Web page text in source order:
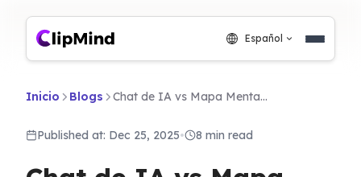
Español
Inicio Blogs Chat de IA vs Mapa Mental de IA: ¿Cuál te Ayuda a Pensar Mejor?
Published at: Dec 25, 2025• 8 min read